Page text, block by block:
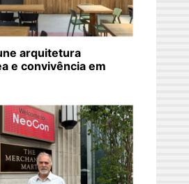
arquitetura
e convivência em